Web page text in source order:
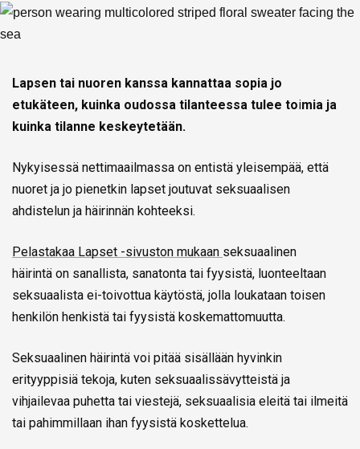
Lapsen tai nuoren kanssa kannattaa sopia jo
etukäteen, kuinka oudossa tilanteessa tulee toimia ja
kuinka tilanne keskeytetään.
Nykyisessä nettimaailmassa on entistä yleisempää, että
nuoret ja jo pienetkin lapset joutuvat seksuaalisen
ahdistelun ja häirinnän kohteeksi.
Pelastakaa Lapset -sivuston mukaan seksuaalinen
häirintä on sanallista, sanatonta tai fyysistä, luonteeltaan
seksuaalista ei-toivottua käytöstä, jolla loukataan toisen
henkilön henkistä tai fyysistä koskemattomuutta.
Seksuaalinen häirintä voi pitää sisällään hyvinkin
erityyppisiä tekoja, kuten seksuaalissävytteistä ja
vihjailevaa puhetta tai viestejä, seksuaalisia eleitä tai ilmeitä
tai pahimmillaan ihan fyysistä koskettelua.